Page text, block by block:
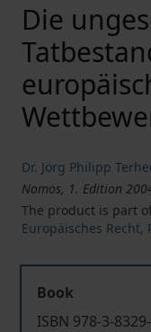
Die
Dr. Jörg Philipp
Nomos, 1. Edition
The product is part
Europäisches
Book
ISBN 978-3-